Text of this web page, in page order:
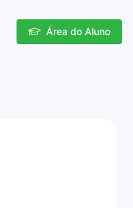
Área do Aluno